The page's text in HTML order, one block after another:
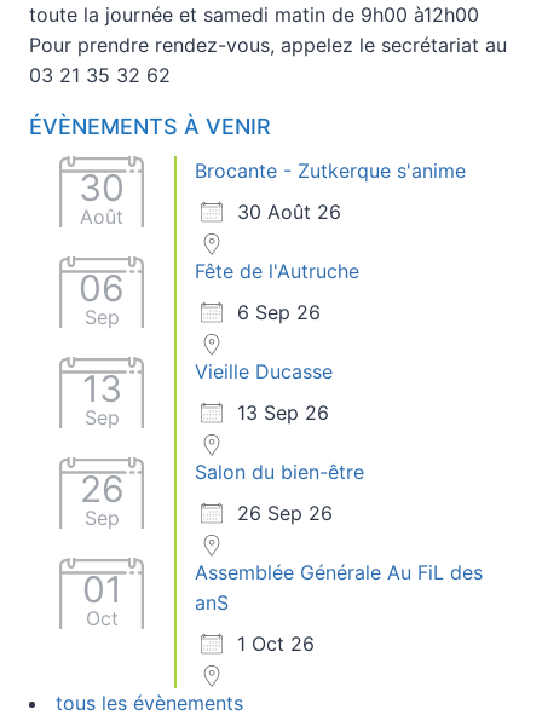
toute la journée et samedi matin de 9h00 à12h00
Pour prendre rendez-vous, appelez le secrétariat au
03 21 35 32 62
ÉVÈNEMENTS À VENIR
30
Août
Brocante - Zutkerque s'anime
30 Août 26
06
Sep
Fête de l'Autruche
6 Sep 26
13
Sep
Vieille Ducasse
13 Sep 26
26
Sep
Salon du bien-être
26 Sep 26
01
Oct
Assemblée Générale Au FiL des
anS
1 Oct 26
tous les évènements